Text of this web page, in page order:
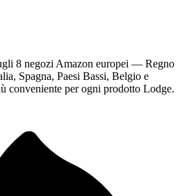
8 negozi Amazon europei — Regno
Spagna, Paesi Bassi, Belgio e
conveniente per ogni prodotto Lodge.